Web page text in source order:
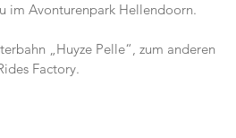
im Avonturenpark Hellendoorn.
„Huyze Pelle“, zum anderen
Factory.